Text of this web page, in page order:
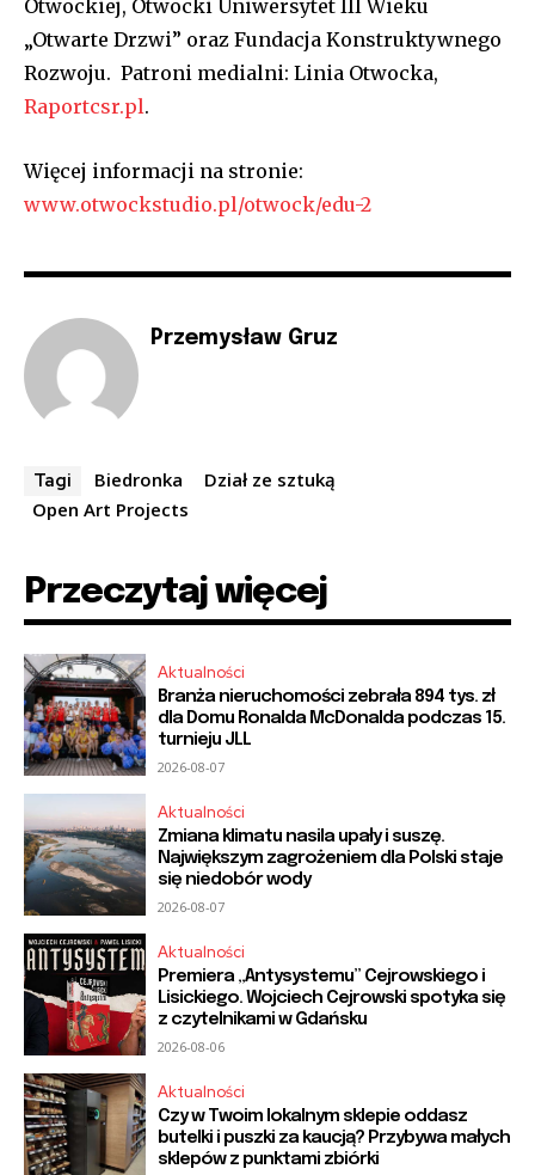
Otwockiej, Otwocki Uniwersytet III Wieku
„Otwarte Drzwi” oraz Fundacja Konstruktywnego
Rozwoju. Patroni medialni: Linia Otwocka,
Raportcsr.pl.
Więcej informacji na stronie:
www.otwockstudio.pl/otwock/edu-2
Przemysław Gruz
Tagi Biedronka
Dział ze sztuką
Open Art Projects
Przeczytaj więcej
Aktualności
Branża nieruchomości zebrała 894 tys. zł
dla Domu Ronalda McDonalda podczas 15.
turnieju JLL
2026-08-07
Aktualności
Zmiana klimatu nasila upały i suszę.
Największym zagrożeniem dla Polski staje
się niedobór wody
2026-08-07
Aktualności
Premiera „Antysystemu” Cejrowskiego i
Lisickiego. Wojciech Cejrowski spotyka się
z czytelnikami w Gdańsku
2026-08-06
Aktualności
Czy w Twoim lokalnym sklepie oddasz
butelki i puszki za kaucją? Przybywa małych
sklepów z punktami zbiórki